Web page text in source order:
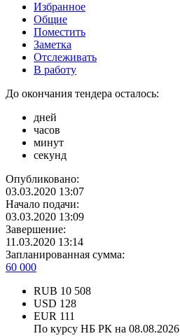
Избранное
Общие
Поместить
Заметка
Отслеживать
В работу
До окончания тендера осталось:
дней
часов
минут
секунд
Опубликовано:
03.03.2020 13:07
Начало подачи:
03.03.2020 13:09
Завершение:
11.03.2020 13:14
Запланированная сумма:
60 000
RUB 10 508
USD 128
EUR 111
По курсу НБ РК на 08.08.2026